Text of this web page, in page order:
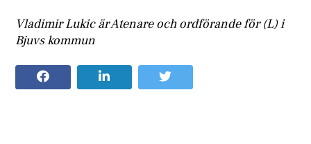
Vladimir Lukic är Atenare och ordförande för (L) i
Bjuvs kommun